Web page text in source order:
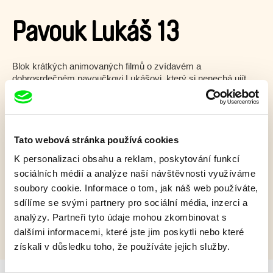
Tato webová stránka používá cookies
K personalizaci obsahu a reklam, poskytování funkcí
sociálních médií a analýze naší návštěvnosti využíváme
soubory cookie. Informace o tom, jak náš web používáte,
sdílíme se svými partnery pro sociální média, inzerci a
analýzy. Partneři tyto údaje mohou zkombinovat s
dalšími informacemi, které jste jim poskytli nebo které
získali v důsledku toho, že používáte jejich služby.
Pavouk Lukáš 13
Blok krátkých animovaných filmů o zvídavém a
dobrosrdečném pavoučkovi Lukášovi, který si nenechá ujít
jedinou příležitost objevovat a poznávat okolní svět...
Zobrazit více
Film bohužel není dostupný :(
Omlouváme se, ale tento titul není ve vaší zemi k
dispozici.